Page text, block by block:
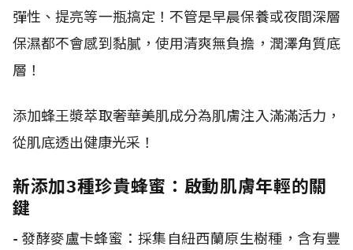
彈性、提亮等一瓶搞定！不管是早晨保養或夜間深層
保濕都不會感到黏膩，使用清爽無負擔，潤澤角質底
層！
添加蜂王漿萃取奢華美肌成分為肌膚注入滿滿活力，
從肌底透出健康光采！
新添加3種珍貴蜂蜜：啟動肌膚年輕的關
鍵
-發酵麥盧卡蜂蜜：採集自紐西蘭原生樹種，含有豐